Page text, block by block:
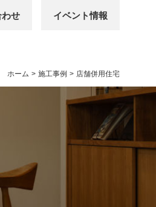
わせ イベント情報
ホーム > 施工事例 > 店舗併用住宅